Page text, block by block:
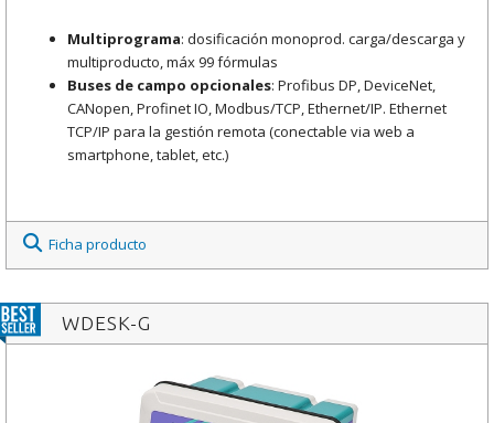
Multiprograma: dosificación monoprod. carga/descarga y
multiproducto, máx 99 fórmulas
Buses de campo opcionales: Profibus DP, DeviceNet,
CANopen, Profinet IO, Modbus/TCP, Ethernet/IP. Ethernet
TCP/IP para la gestión remota (conectable via web a
smartphone, tablet, etc.)
Ficha producto
WDESK-G